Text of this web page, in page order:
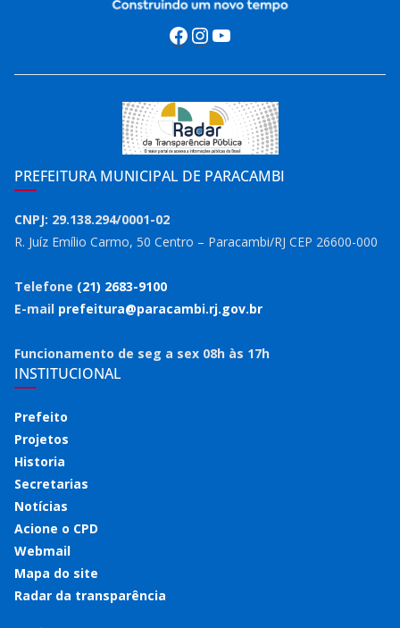
Facebook
Instagram
Youtube
PREFEITURA MUNICIPAL DE PARACAMBI
CNPJ: 29.138.294/0001-02
R. Juíz Emílio Carmo, 50 Centro – Paracambi/RJ CEP 26600-000
Telefone (21) 2683-9100
E-mail prefeitura@paracambi.rj.gov.br
Funcionamento de seg a sex 08h às 17h
INSTITUCIONAL
Prefeito
Projetos
Historia
Secretarias
Notícias
Acione o CPD
Webmail
Mapa do site
Radar da transparência